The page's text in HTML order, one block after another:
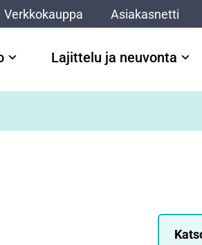
Verkkokauppa Asiakasnetti
Lajittelu ja neuvonta